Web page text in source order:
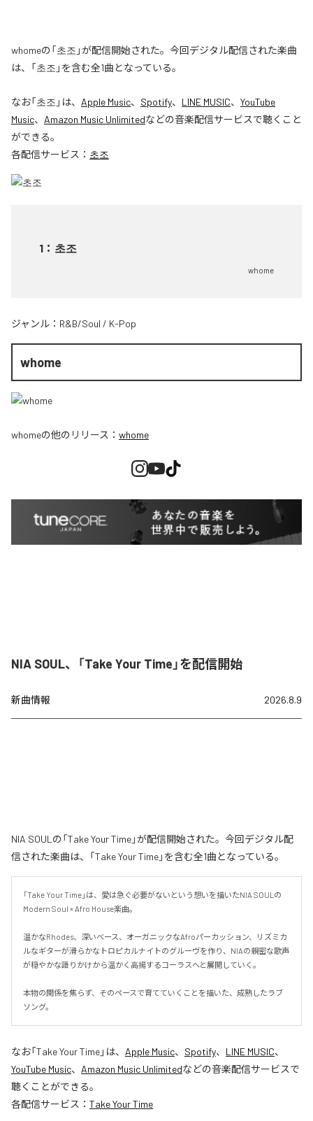
whomeの「초조」が配信開始された。今回デジタル配信された楽曲
は、「초조」を含む全1曲となっている。
なお「초조 」は、 Apple Music、 Spotify、 LINE MUSIC、 YouTube
Music、 Amazon Music Unlimitedなどの音楽配信サービスで聴くこと
ができる。
各配信サービス： 초조
1 ： 초조
whome
ジャンル： R&B/Soul / K-Pop
whome
whomeの他のリリース： whome
NIA SOUL、「Take Your Time」を配信開始
新曲情報 2026.8.9
NIA SOULの「Take Your Time」が配信開始された。今回デジタル配
信された楽曲は、「Take Your Time」を含む全1曲となっている。
「Take Your Time」は、愛は急ぐ必要がないという想いを描いたNIA SOULの
Modern Soul × Afro House楽曲。
温かなRhodes、深いベース、オーガニックなAfroパーカッション、リズミカ
ルなギターが滑らかなトロピカルナイトのグルーヴを作り、NIAの親密な歌声
が穏やかな語りかけから温かく高揚するコーラスへと展開していく。
本物の関係を焦らず、そのペースで育てていくことを描いた、成熟したラブ
ソング。
なお「Take Your Time」は、 Apple Music、 Spotify、 LINE MUSIC、
YouTube Music、 Amazon Music Unlimitedなどの音楽配信サービスで
聴くことができる。
各配信サービス： Take Your Time